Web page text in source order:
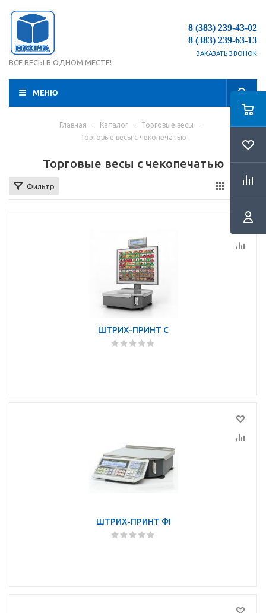
8 (383) 239-43-02
8 (383) 239-63-13
ЗАКАЗАТЬ ЗВОНОК
ВСЕ ВЕСЫ В ОДНОМ МЕСТЕ!
МЕНЮ
Главная - Каталог - Торговые весы
-
Торговые весы с чекопечатью
Торговые весы с чекопечатью
Фильтр
ШТРИХ-ПРИНТ С
ШТРИХ-ПРИНТ ФI